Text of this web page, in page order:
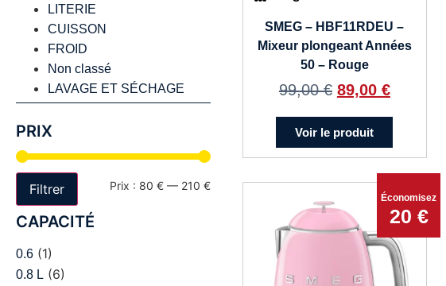
LITERIE
CUISSON
FROID
Non classé
LAVAGE ET SÉCHAGE
PRIX
Filtrer Prix : 80 €— 210 €
CAPACITÉ
0.6 (1)
0.8 L (6)
SMEG – HBF11RDEU –
Mixeur plongeant Années
50 – Rouge
99,00€ 89,00 €
Voir le produit
Économisez
20 €